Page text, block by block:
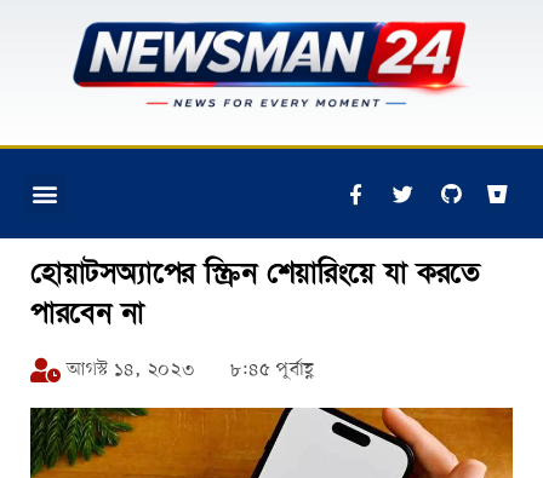
হোয়াটসঅ্যাপের স্ক্রিন শেয়ারিংয়ে যা করতে
পারবেন না
আগস্ট ১৪, ২০২৩ ৮:৪৫ পূর্বাহ্ণ